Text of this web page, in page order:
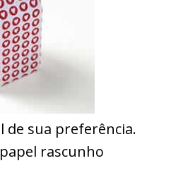
de sua preferência.
rascunho